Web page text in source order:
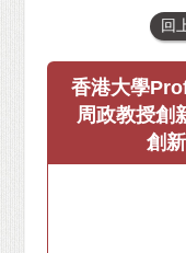
回
香港大學
周政教授創
創